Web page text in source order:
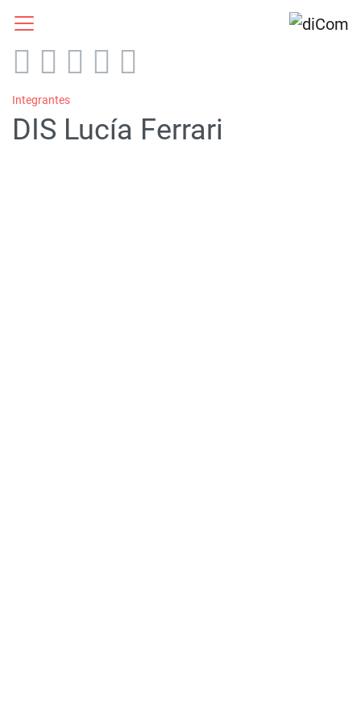
Integrantes
DIS Lucía Ferrari